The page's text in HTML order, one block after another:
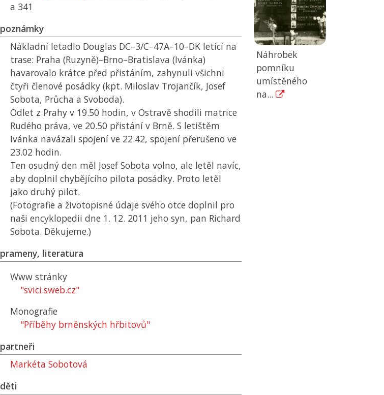
a 341
poznámky
Nákladní letadlo Douglas DC–3/C–47A–10–DK letící na
trase: Praha (Ruzyně)–Brno–Bratislava (Ivánka)
havarovalo krátce před přistáním, zahynuli všichni
čtyři členové posádky (kpt. Miloslav Trojančík, Josef
Sobota, Průcha a Svoboda).
Odlet z Prahy v 19.50 hodin, v Ostravě shodili matrice
Rudého práva, ve 20.50 přistání v Brně. S letištěm
Ivánka navázali spojení ve 22.42, spojení přerušeno ve
23.02 hodin.
Ten osudný den měl Josef Sobota volno, ale letěl navíc,
aby doplnil chybějícího pilota posádky. Proto letěl
jako druhý pilot.
(Fotografie a životopisné údaje svého otce doplnil pro
naši encyklopedii dne 1. 12. 2011 jeho syn, pan Richard
Sobota. Děkujeme.)
prameny, literatura
Www stránky
"svici.sweb.cz"
Monografie
"Příběhy brněnských hřbitovů"
partneři
Markéta Sobotová
děti
Náhrobek
pomníku
umístěného
na...